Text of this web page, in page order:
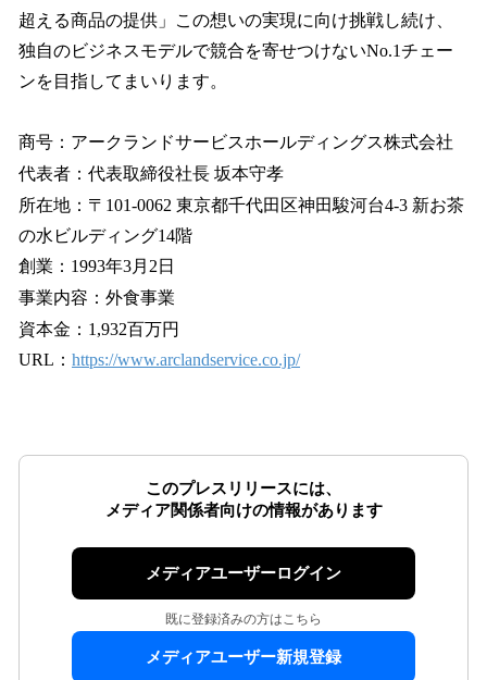
超える商品の提供」この想いの実現に向け挑戦し続け、
独自のビジネスモデルで競合を寄せつけないNo.1チェー
ンを目指してまいります。
商号：アークランドサービスホールディングス株式会社
代表者：代表取締役社長 坂本守孝
所在地：〒101-0062 東京都千代田区神田駿河台4-3 新お茶
の水ビルディング14階
創業：1993年3月2日
事業内容：外食事業
資本金：1,932百万円
URL： https://www.arclandservice.co.jp/
このプレスリリースには、
メディア関係者向けの情報があります
メディアユーザーログイン
既に登録済みの方はこちら
メディアユーザー新規登録